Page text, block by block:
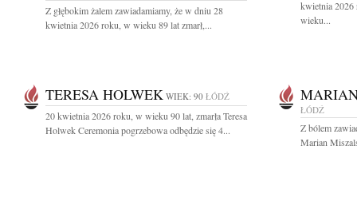
Z głębokim żalem zawiadamiamy, że w dniu 28
kwietnia 2026 roku, w wieku 89 lat zmarł,...
kwietnia
wieku...
TERESA HOLWEK WIEK: 90 ŁÓDŹ
20 kwietnia 2026 roku, w wieku 90 lat, zmarła Teresa
Holwek Ceremonia pogrzebowa odbędzie się 4...
ŁÓDŹ
Z bólem
Marian